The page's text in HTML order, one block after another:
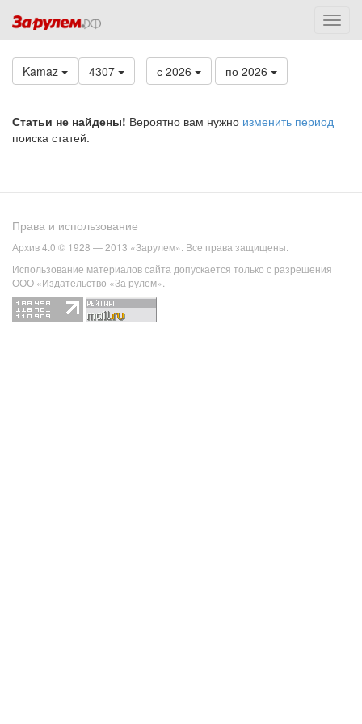
Kamaz 4307 с 2026 по 2026
Статьи не найдены! Вероятно вам нужно изменить период
поиска статей.
Права и использование
Архив 4.0 © 1928 — 2013 «Зарулем». Все права защищены.
Использование материалов сайта допускается только с разрешения
ООО «Издательство «За рулем».